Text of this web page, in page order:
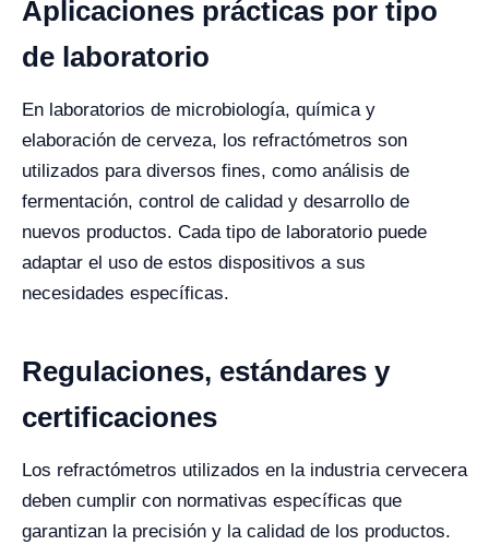
Aplicaciones prácticas por tipo
de laboratorio
En laboratorios de microbiología, química y
elaboración de cerveza, los refractómetros son
utilizados para diversos fines, como análisis de
fermentación, control de calidad y desarrollo de
nuevos productos. Cada tipo de laboratorio puede
adaptar el uso de estos dispositivos a sus
necesidades específicas.
Regulaciones, estándares y
certificaciones
Los refractómetros utilizados en la industria cervecera
deben cumplir con normativas específicas que
garantizan la precisión y la calidad de los productos.